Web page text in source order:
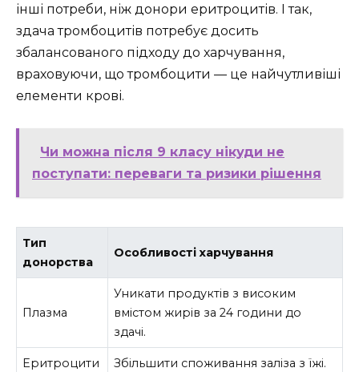
інші потреби, ніж донори еритроцитів. І так,
здача тромбоцитів потребує досить
збалансованого підходу до харчування,
враховуючи, що тромбоцити — це найчутливіші
елементи крові.
Чи можна після 9 класу нікуди не
поступати: переваги та ризики рішення
Тип
донорства
Особливості харчування
Плазма
Уникати продуктів з високим
вмістом жирів за 24 години до
здачі.
Еритроцити Збільшити споживання заліза з їжі.